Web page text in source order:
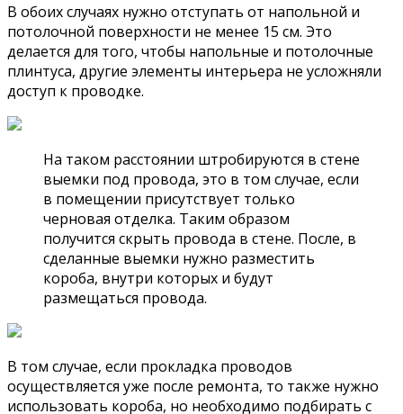
В обоих случаях нужно отступать от напольной и
потолочной поверхности не менее 15 см. Это
делается для того, чтобы напольные и потолочные
плинтуса, другие элементы интерьера не усложняли
доступ к проводке.
На таком расстоянии штробируются в стене
выемки под провода, это в том случае, если
в помещении присутствует только
черновая отделка. Таким образом
получится скрыть провода в стене. После, в
сделанные выемки нужно разместить
короба, внутри которых и будут
размещаться провода.
В том случае, если прокладка проводов
осуществляется уже после ремонта, то также нужно
использовать короба, но необходимо подбирать с